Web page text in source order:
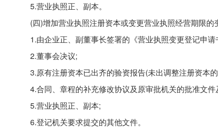
5.营业执照正、副本。
(四)增加营业执照注册资本或变更营业执照经营期限
1.由企业正、副董事长签署的《营业执照变更登记申请
2.董事会决议;
3.原有注册资本已出齐的验资报告(未出调整注册资本
4.合同、章程的补充修改协议及原审批机关的批准文
5.营业执照正、副本;
6.登记机关要求提交的其他文件。